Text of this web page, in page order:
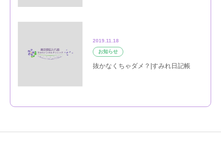
2019.11.18
お知らせ
抜かなくちゃダメ？|すみれ日記帳